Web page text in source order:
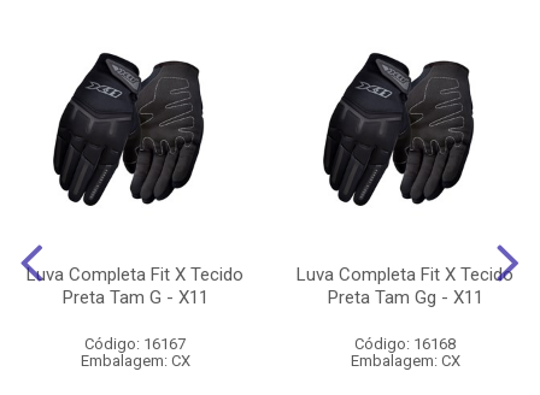
Luva Completa Fit X Tecido
Preta Tam G - X11
Código: 16167
Embalagem: CX
Luva Completa Fit X Tecido
Preta Tam Gg - X11
Código: 16168
Embalagem: CX